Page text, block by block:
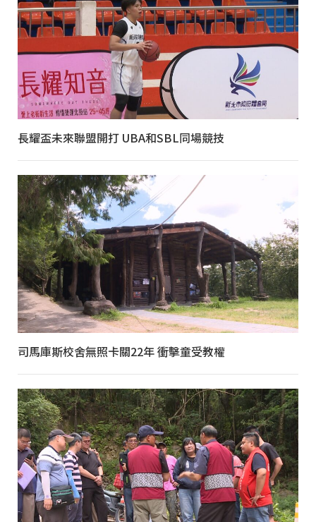
長耀盃未來聯盟開打 UBA和SBL同場競技
司馬庫斯校舍無照卡關22年 衝擊童受教權